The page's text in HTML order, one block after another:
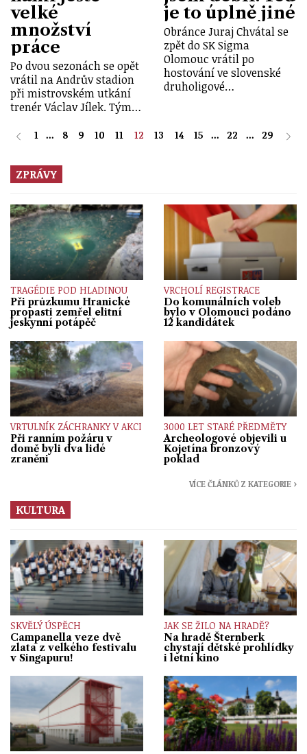
velké
množství
práce
Po dvou sezonách se opět
vrátil na Andrův stadion
při mistrovském utkání
trenér Václav Jílek. Tým…
je to úplně jiné
Obránce Juraj Chvátal se
zpět do SK Sigma
Olomouc vrátil po
hostování ve slovenské
druholigové…
1 ... 8 9 10 11 12 13 14 15 ... 22 ... 29
ZPRÁVY
TRAGÉDIE POD HLADINOU
Při průzkumu Hranické
propasti zemřel elitní
jeskynní potápěč
VRCHOLÍ REGISTRACE
Do komunálních voleb
bylo v Olomouci podáno
12 kandidátek
VRTULNÍK ZÁCHRANKY V AKCI
Při ranním požáru v
domě byli dva lidé
zraněni
3000 LET STARÉ PŘEDMĚTY
Archeologové objevili u
Kojetína bronzový
poklad
VÍCE ČLÁNKŮ Z KATEGORIE ›
KULTURA
SKVĚLÝ ÚSPĚCH
Campanella veze dvě
zlata z velkého festivalu
v Singapuru!
JAK SE ŽILO NA HRADĚ?
Na hradě Šternberk
chystají dětské prohlídky
i letní kino